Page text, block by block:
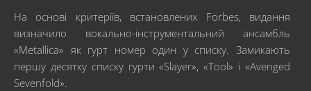
На основі критеріїв, встановлених Forbes, видання
визначило вокально-інструментальний ансамбль
«Metallica» як гурт номер один у списку. Замикають
першу десятку списку гурти «Slayer», «Tool» і «Avenged
Sevenfold».